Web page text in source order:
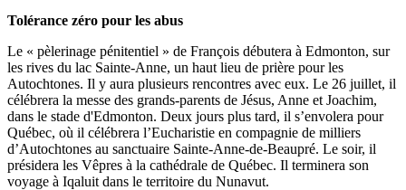
Tolérance zéro pour les abus
Le « pèlerinage pénitentiel » de François débutera à Edmonton, sur
les rives du lac Sainte-Anne, un haut lieu de prière pour les
Autochtones. Il y aura plusieurs rencontres avec eux. Le 26 juillet, il
célébrera la messe des grands-parents de Jésus, Anne et Joachim,
dans le stade d'Edmonton. Deux jours plus tard, il s’envolera pour
Québec, où il célébrera l’Eucharistie en compagnie de milliers
d’Autochtones au sanctuaire Sainte-Anne-de-Beaupré. Le soir, il
présidera les Vêpres à la cathédrale de Québec. Il terminera son
voyage à Iqaluit dans le territoire du Nunavut.